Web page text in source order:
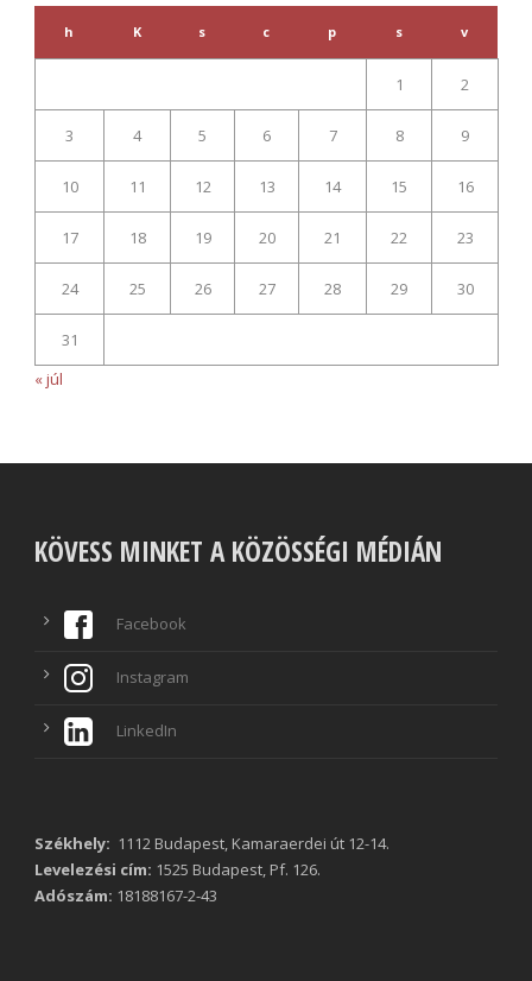
h K s c p s v
1 2
3 4 5 6 7 8 9
10 11 12 13 14 15 16
17 18 19 20 21 22 23
24 25 26 27 28 29 30
31
« júl
KÖVESS MINKET A KÖZÖSSÉGI MÉDIÁN
Facebook
Instagram
LinkedIn
Székhely: 1112 Budapest, Kamaraerdei út 12-14.
Levelezési cím: 1525 Budapest, Pf. 126.
Adószám: 18188167-2-43